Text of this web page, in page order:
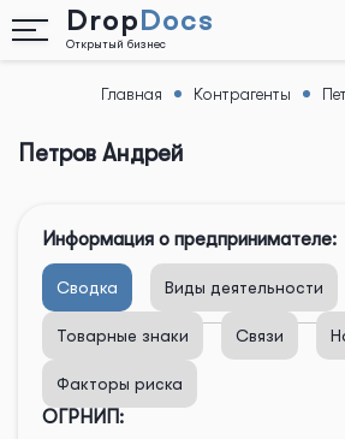
DropDocs
Открытый бизнес
Главная Контрагенты
Петров Андрей
Информация о предпринимателе:
Сводка Виды деятельности
Товарные знаки Связи
Факторы риска
ОГРНИП: